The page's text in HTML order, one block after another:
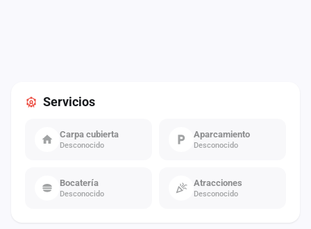
Servicios
Carpa cubierta
Desconocido
Aparcamiento
Desconocido
Bocatería
Desconocido
Atracciones
Desconocido